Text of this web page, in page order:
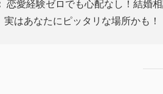
恋愛経験ゼロでも心配なし！結婚
実はあなたにピッタリな場所かも！